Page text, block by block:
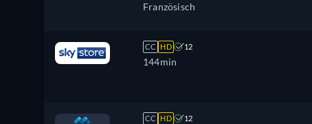
Französisch
CC HD 12
144min
CC HD 12